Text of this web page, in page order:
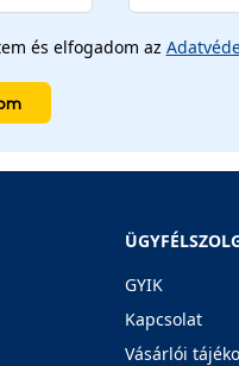
és elfogadom az
GYIK
Kapcsolat
Vásárlói